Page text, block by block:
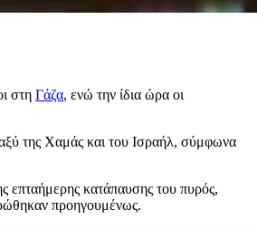
στη Γάζα, ενώ την ίδια ώρα οι
της Χαμάς και του Ισραήλ, σύμφωνα
επταήμερης κατάπαυσης του πυρός,
προηγουμένως.